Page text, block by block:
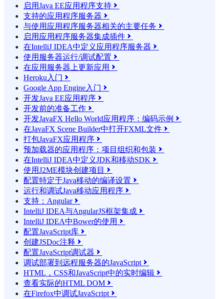
启用Java EE应用程序支持 
支持的应用程序服务器 
与使用应用程序服务器相关的主要任务 
启用应用程序服务器集成插件 
在IntelliJ IDEA中定义应用程序服务器 
使用服务器运行/调试配置 
在应用服务器上更新应用 
Heroku入门 
Google App Engine入门 
开发Java EE应用程序 
开发前的准备工作 
开发JavaFX Hello World应用程序：编码示例 
在JavaFX Scene Builder中打开FXML文件 
打包JavaFX应用程序 
预加载器的应用程序：项目组织和包装 
在IntelliJ IDEA中定义JDK和移动SDK 
使用J2ME模块创建项目 
配置特定于Java移动的编译设置 
运行和调试Java移动应用程序 
支持：Angular
IntelliJ IDEA与AngularJS框架集成 
IntelliJ IDEA中Bower的使用 
配置JavaScript库 
创建JSDoc注释 
配置JavaScript调试器 
调试部署到远程服务器的JavaScript 
HTML，CSS和JavaScript中的实时编辑 
查看实际的HTML DOM 
在Firefox中调试JavaScript 